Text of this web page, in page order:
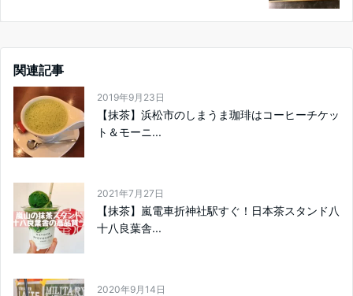
関連記事
2019年9月23日
【抹茶】浜松市のしまうま珈琲はコーヒーチケッ
ト＆モーニ...
2021年7月27日
【抹茶】嵐電車折神社駅すぐ！日本茶スタンド八
十八良葉舎...
2020年9月14日